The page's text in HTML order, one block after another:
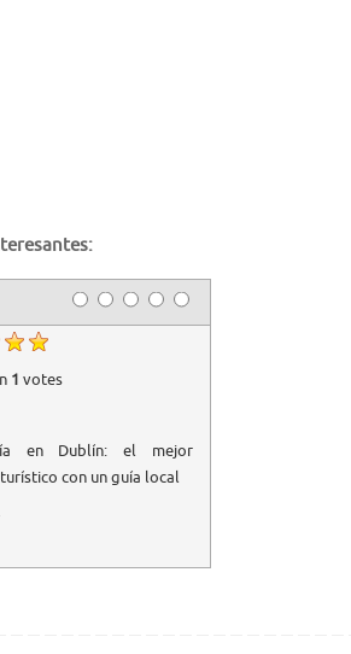
1 votes
en Dublín: el mejor
con un guía local